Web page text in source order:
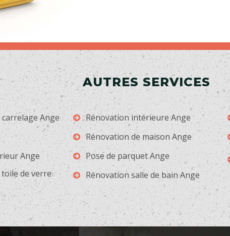
AUTRES SERVICES
Ange
Ange
de verre
Rénovation intérieure Ange
Rénovation de maison Ange
Pose de parquet Ange
Rénovation salle de bain Ange